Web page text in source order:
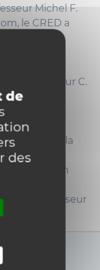
de
des
Michel F.
le CRED a
étudier
des
le Professeur C.
par le
Centre
de la
a succédé en
par le Professeur